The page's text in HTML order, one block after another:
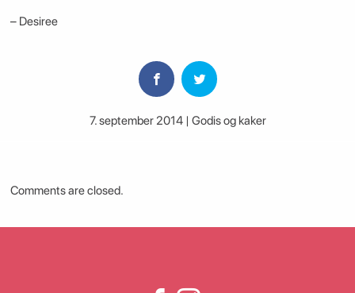
– Desiree
7. september 2014 | Godis og kaker
Comments are closed.